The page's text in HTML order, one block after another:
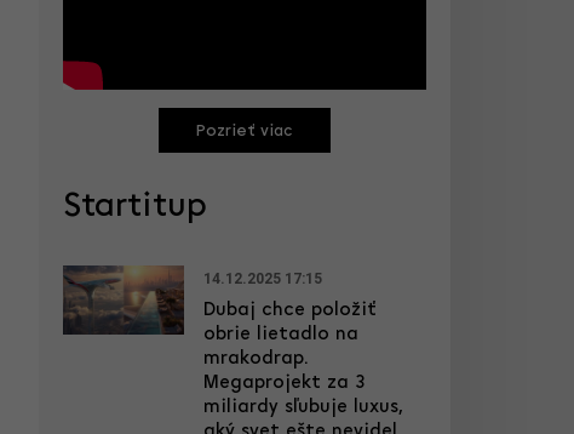
Pozrieť viac
Startitup
14.12.2025 17:15
Dubaj chce položiť
obrie lietadlo na
mrakodrap.
Megaprojekt za 3
miliardy sľubuje luxus,